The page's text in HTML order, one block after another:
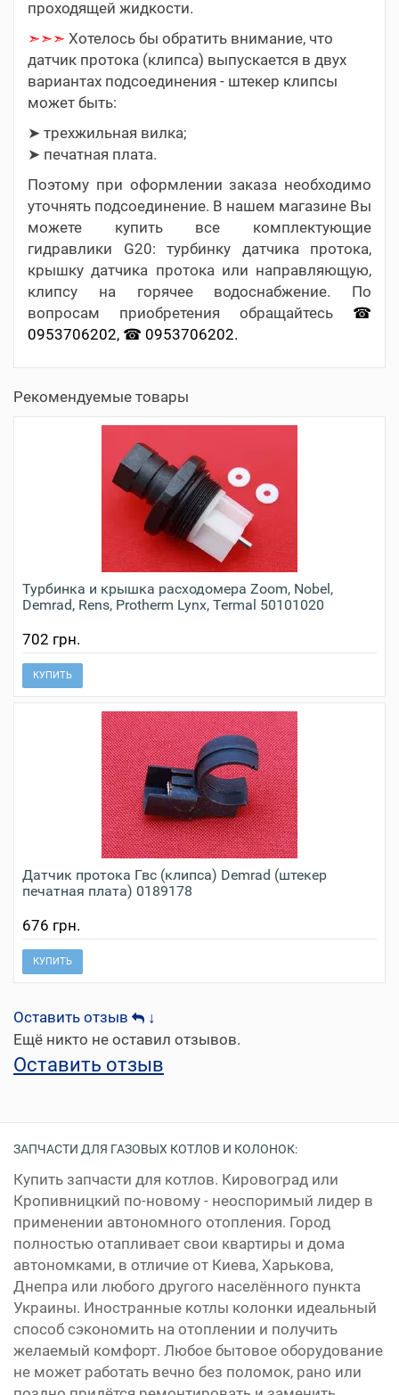
проходящей жидкости.
➣➣➣ Хотелось бы обратить внимание, что
датчик протока (клипса) выпускается в двух
вариантах подсоединения - штекер клипсы
может быть:
➤ трехжильная вилка;
➤ печатная плата.
Поэтому при оформлении заказа необходимо
уточнять подсоединение. В нашем магазине Вы
можете купить все комплектующие
гидравлики G20: турбинку датчика протока,
крышку датчика протока или направляющую,
клипсу на горячее водоснабжение. По
вопросам приобретения обращайтесь ☎
0953706202, ☎ 0953706202.
Рекомендуемые товары
Турбинка и крышка расходомера Zoom, Nobel,
Demrad, Rens, Protherm Lynx, Termal 50101020
702 грн.
КУПИТЬ
Датчик протока Гвс (клипса) Demrad (штекер
печатная плата) 0189178
676 грн.
КУПИТЬ
Оставить отзыв
↓
Ещё никто не оставил отзывов.
Оставить отзыв
ЗАПЧАСТИ ДЛЯ ГАЗОВЫХ КОТЛОВ И КОЛОНОК:
Купить запчасти для котлов. Кировоград или
Кропивницкий по-новому - неоспоримый лидер в
применении автономного отопления. Город
полностью отапливает свои квартиры и дома
автономками, в отличие от Киева, Харькова,
Днепра или любого другого населённого пункта
Украины. Иностранные котлы колонки идеальный
способ сэкономить на отоплении и получить
желаемый комфорт. Любое бытовое оборудование
не может работать вечно без поломок, рано или